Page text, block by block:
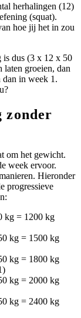
herhalingen (12)
(squat).
hoe jij het in zou
is dus (3 x 12 x 50
groeien, dan
in week 1.
zonder
om het gewicht.
week ervoor.
Hieronder
progressieve
kg = 1200 kg
kg = 1500 kg
kg = 1800 kg
kg = 2000 kg
kg = 2400 kg